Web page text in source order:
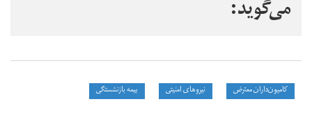
می‌گوید:
کامیون‌داران معترض نیروهای امنیتی بیمه بازنشستگی